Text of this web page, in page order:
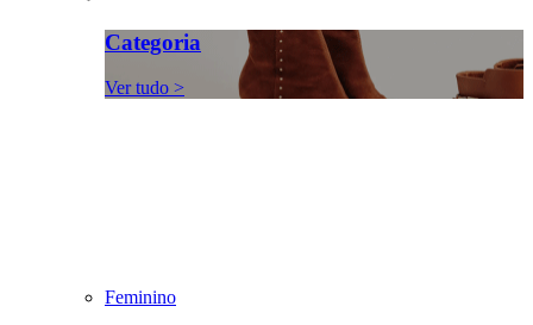
Categoria
Ver tudo >
Feminino